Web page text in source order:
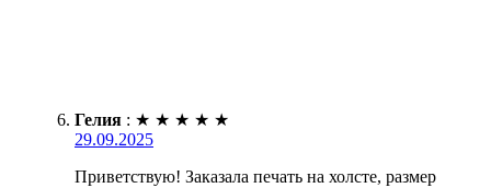
Гелия : ★ ★ ★ ★ ★
29.09.2025
Приветствую! Заказала печать на холсте, размер